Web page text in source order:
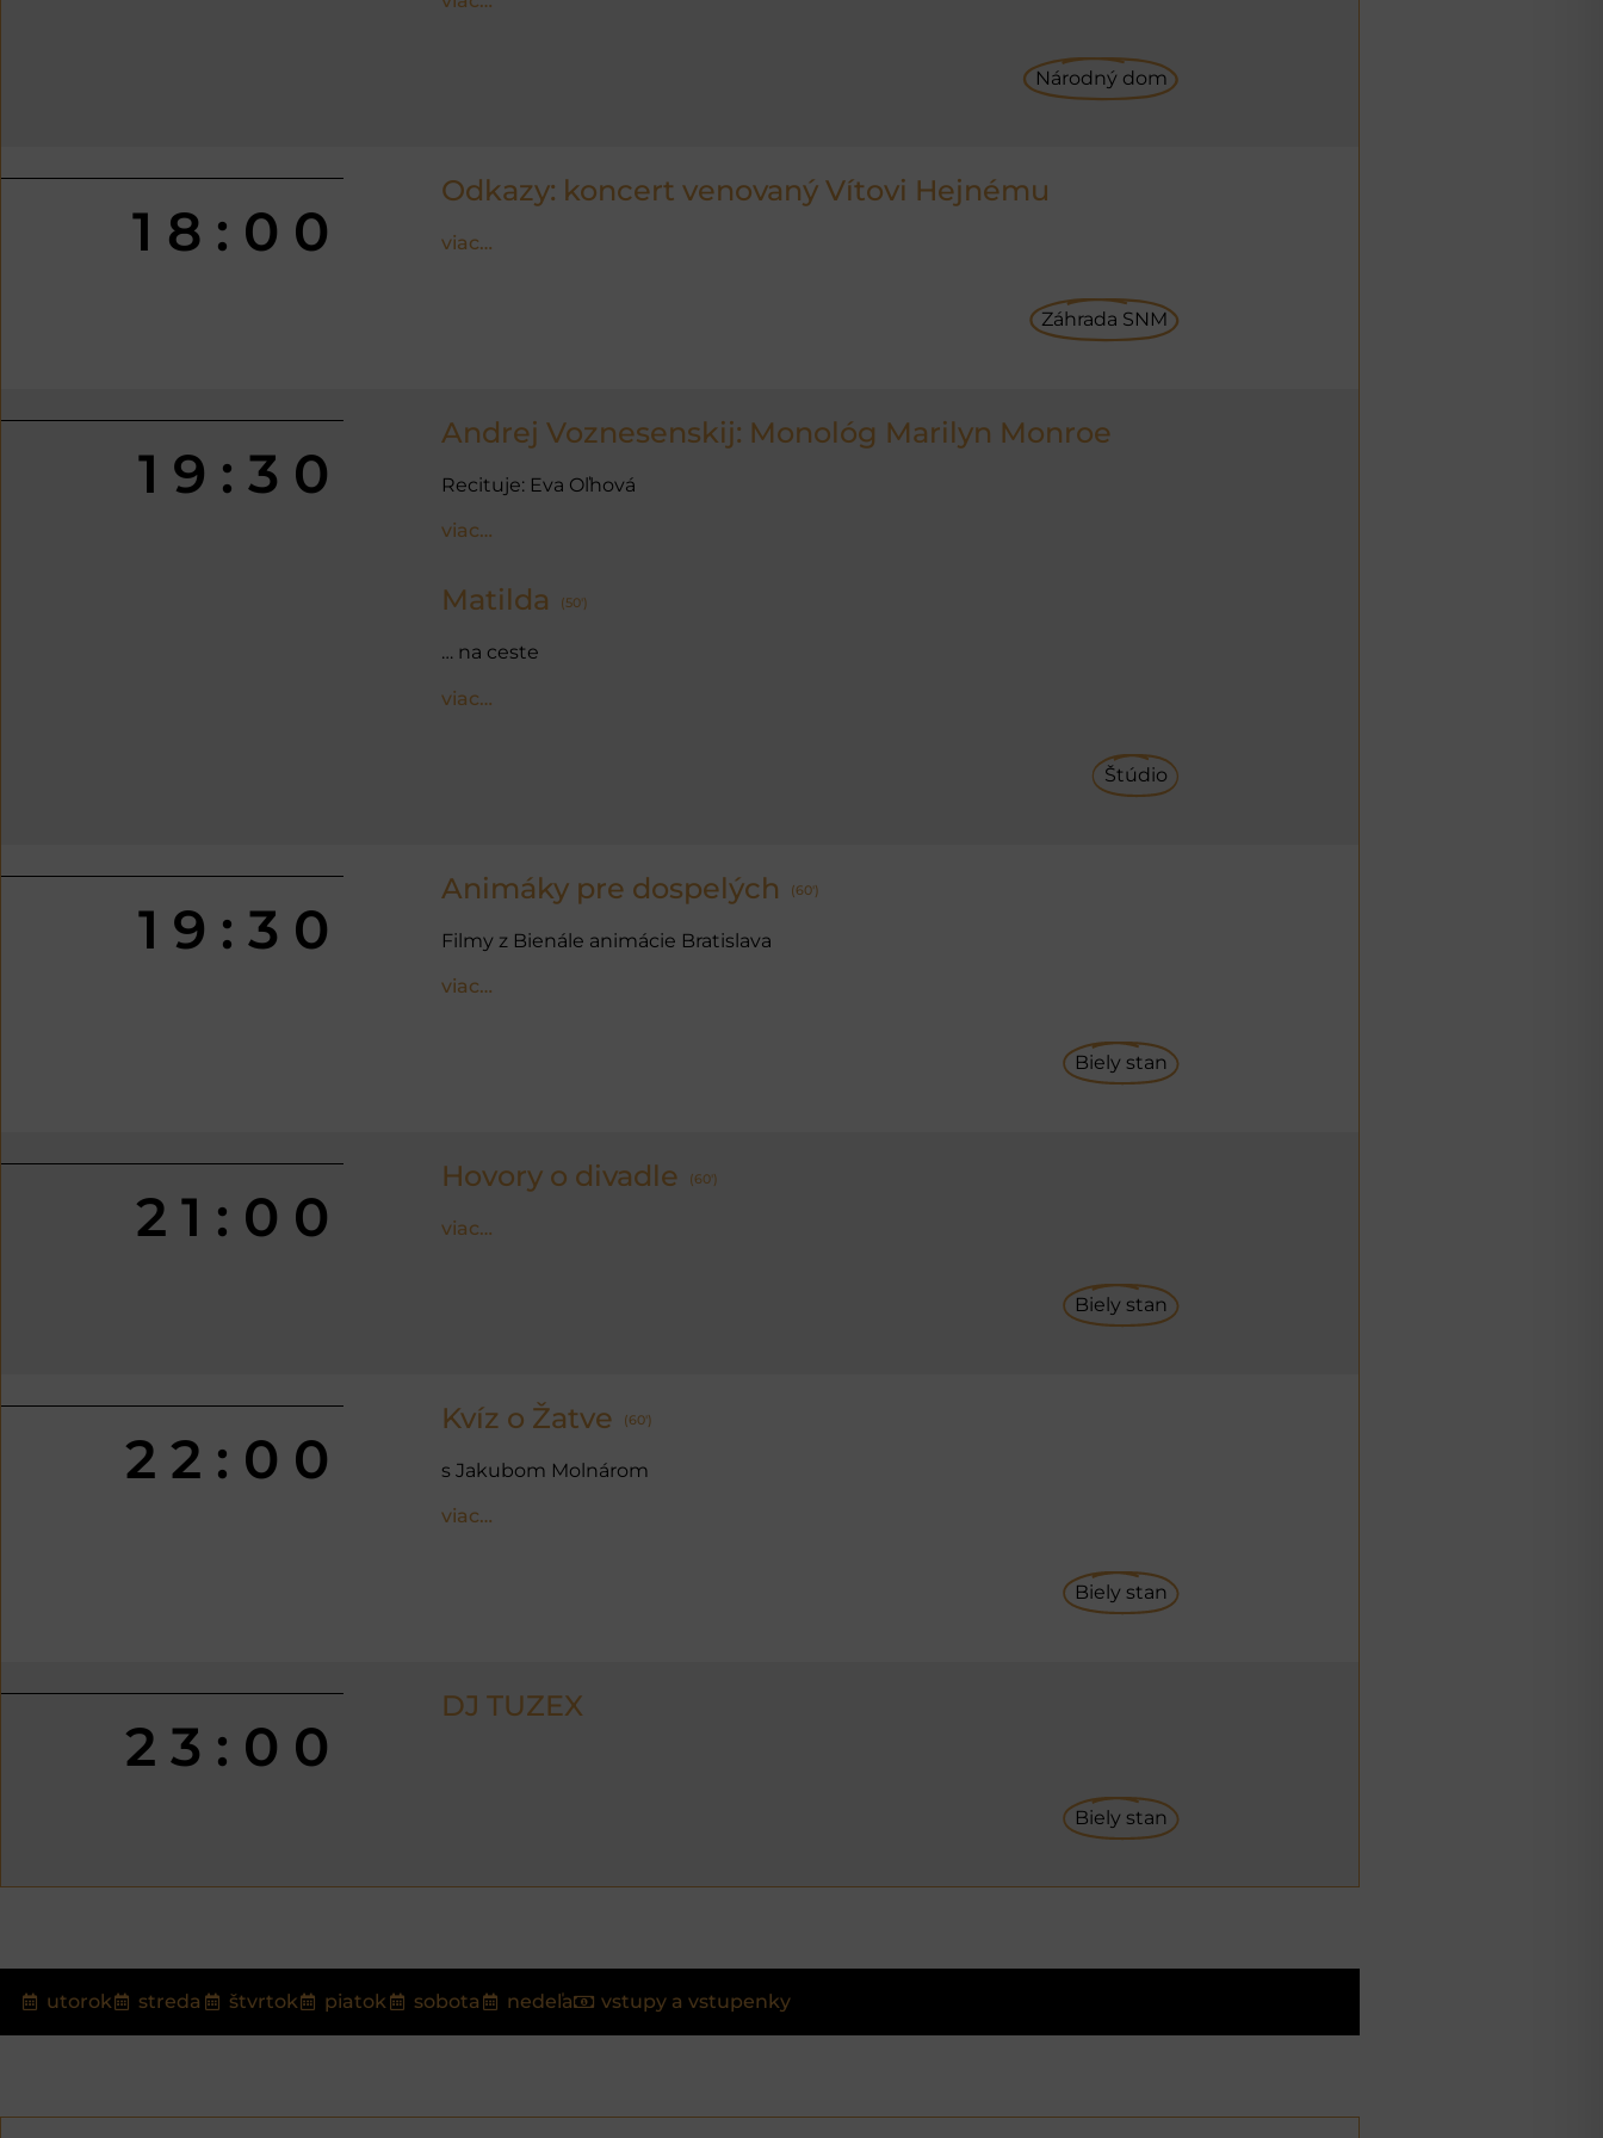
Národný dom
18:00
Odkazy: koncert venovaný Vítovi Hejnému
viac…
Záhrada SNM
19:30
Andrej Voznesenskij: Monológ Marilyn Monroe
Recituje: Eva Oľhová
viac…
Matilda (50')
… na ceste
viac…
Štúdio
19:30
Animáky pre dospelých (60')
Filmy z Bienále animácie Bratislava
viac…
Biely stan
21:00
Hovory o divadle (60')
viac…
Biely stan
22:00
Kvíz o Žatve (60')
s Jakubom Molnárom
viac…
Biely stan
23:00
DJ TUZEX
Biely stan
utorok streda štvrtok piatok sobota nedeľa vstupy a vstupenky